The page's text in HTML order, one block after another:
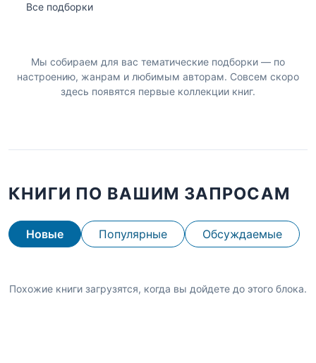
Все подборки
Мы собираем для вас тематические подборки — по
настроению, жанрам и любимым авторам. Совсем скоро
здесь появятся первые коллекции книг.
КНИГИ ПО ВАШИМ ЗАПРОСАМ
Новые Популярные Обсуждаемые
Похожие книги загрузятся, когда вы дойдете до этого блока.